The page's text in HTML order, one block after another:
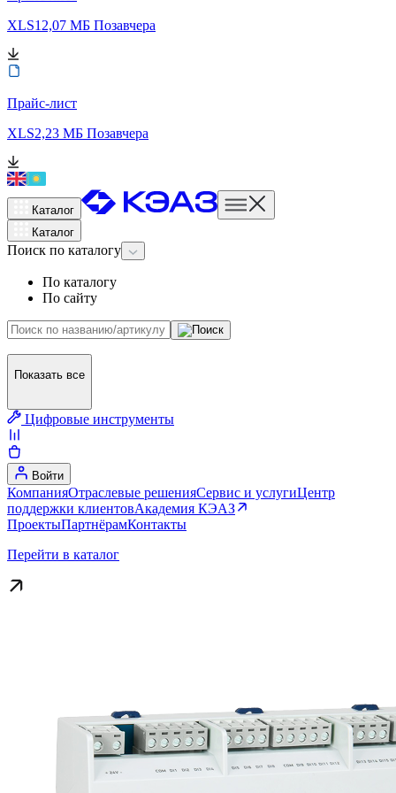
XLS12,07 МБ Позавчера
Прайс-лист
XLS2,23 МБ Позавчера
Каталог
Каталог
Поиск по каталогу
По каталогу
По сайту
Показать все
Цифровые инструменты
Войти
КомпанияОтраслевые решенияСервис и услугиЦентр
поддержки клиентовАкадемия КЭАЗ
ПроектыПартнёрамКонтакты
Перейти в каталог